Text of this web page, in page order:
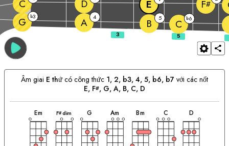
G b3 A 4 B 5 C b6
C D E F#
Âm giai E thứ có công thức 1, 2, b3, 4, 5, b6, b7 với các nốt
E, F#, G, A, B, C, D
Em
hợp
F#dim
hợp
G
hợp
Am
hợp
Bm
hợp
C
hợp
D
hợp
âm